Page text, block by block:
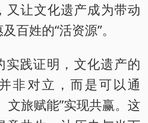
又让文化遗产成为带动
百姓的“活资源”。
实践证明，文化遗产的
非对立，而是可以通
文旅赋能”实现共赢。这